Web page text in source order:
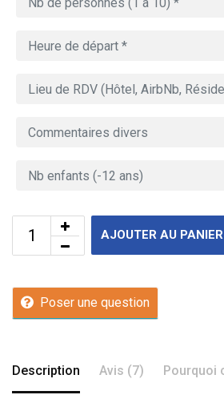
AJOUTER AU PANIER
Poser une question
Description Avis (7) Pourquoi